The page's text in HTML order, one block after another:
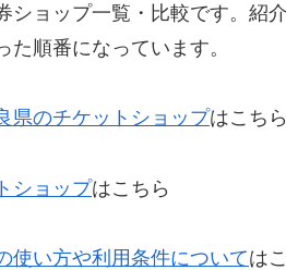
ョップ一覧・比較です。紹
順番になっています。
県のチケットショップはこちら
ショップはこちら
使い方や利用条件については